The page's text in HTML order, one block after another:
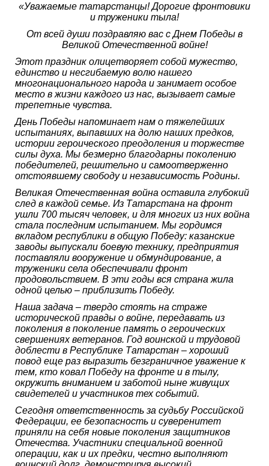
«Уважаемые татарстанцы! Дорогие фронтовики
и труженики тыла!
От всей души поздравляю вас с Днем Победы в
Великой Отечественной войне!
Этот праздник олицетворяет собой мужество,
единство и несгибаемую волю нашего
многонационального народа и занимает особое
место в жизни каждого из нас, вызывает самые
трепетные чувства.
День Победы напоминает нам о тяжелейших
испытаниях, выпавших на долю наших предков,
истории героического преодоления и торжестве
силы духа. Мы безмерно благодарны поколению
победителей, решительно и самоотверженно
отстоявшему свободу и независимость Родины.
Великая Отечественная война оставила глубокий
след в каждой семье. Из Татарстана на фронт
ушли 700 тысяч человек, и для многих из них война
стала последним испытанием. Мы гордимся
вкладом республики в общую Победу: казанские
заводы выпускали боевую технику, предприятия
поставляли вооружение и обмундирование, а
труженики села обеспечивали фронт
продовольствием. В эти годы вся страна жила
одной целью – приблизить Победу.
Наша задача – твердо стоять на страже
исторической правды о войне, передавать из
поколения в поколение память о героических
свершениях ветеранов. Год воинской и трудовой
доблести в Республике Татарстан – хороший
повод еще раз выразить безграничное уважение к
тем, кто ковал Победу на фронте и в тылу,
окружить вниманием и заботой ныне живущих
свидетелей и участников тех событий.
Сегодня ответственность за судьбу Российской
Федерации, ее безопасность и суверенитет
приняли на себя новые поколения защитников
Отечества. Участники специальной военной
операции, как и их предки, честно выполняют